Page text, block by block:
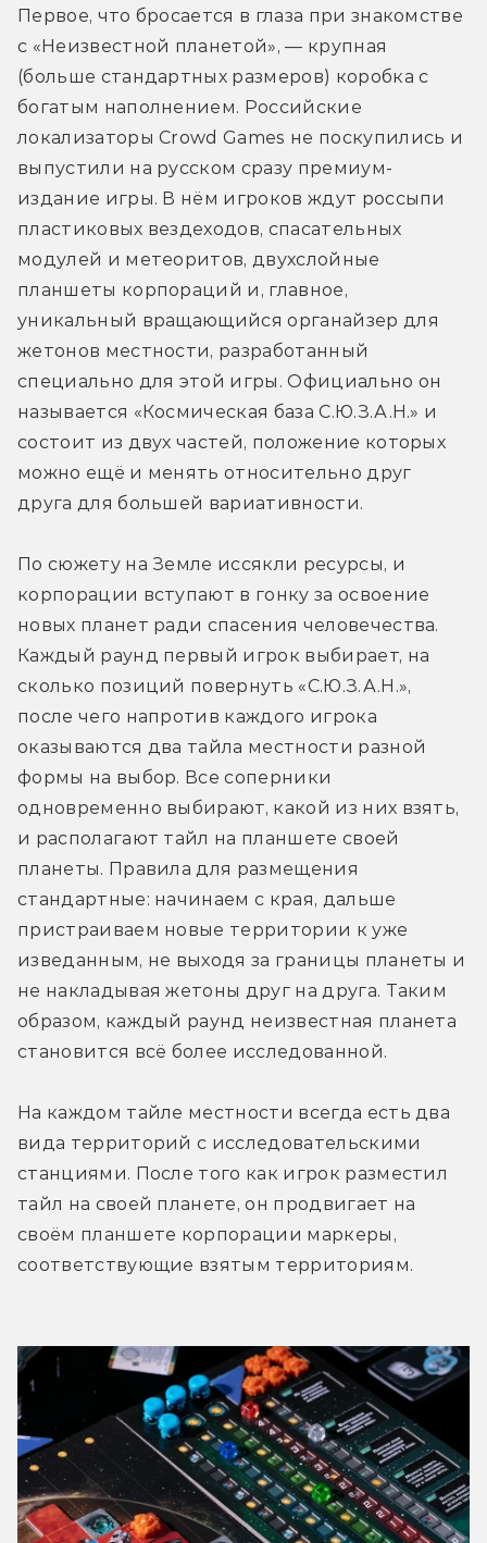
Первое, что бросается в глаза при знакомстве
с «Неизвестной планетой», — крупная
(больше стандартных размеров) коробка с
богатым наполнением. Российские
локализаторы Crowd Games не поскупились и
выпустили на русском сразу премиум-
издание игры. В нём игроков ждут россыпи
пластиковых вездеходов, спасательных
модулей и метеоритов, двухслойные
планшеты корпораций и, главное,
уникальный вращающийся органайзер для
жетонов местности, разработанный
специально для этой игры. Официально он
называется «Космическая база С.Ю.З.А.Н.» и
состоит из двух частей, положение которых
можно ещё и менять относительно друг
друга для большей вариативности.
По сюжету на Земле иссякли ресурсы, и
корпорации вступают в гонку за освоение
новых планет ради спасения человечества.
Каждый раунд первый игрок выбирает, на
сколько позиций повернуть «С.Ю.З.А.Н.»,
после чего напротив каждого игрока
оказываются два тайла местности разной
формы на выбор. Все соперники
одновременно выбирают, какой из них взять,
и располагают тайл на планшете своей
планеты. Правила для размещения
стандартные: начинаем с края, дальше
пристраиваем новые территории к уже
изведанным, не выходя за границы планеты и
не накладывая жетоны друг на друга. Таким
образом, каждый раунд неизвестная планета
становится всё более исследованной.
На каждом тайле местности всегда есть два
вида территорий с исследовательскими
станциями. После того как игрок разместил
тайл на своей планете, он продвигает на
своём планшете корпорации маркеры,
соответствующие взятым территориям.